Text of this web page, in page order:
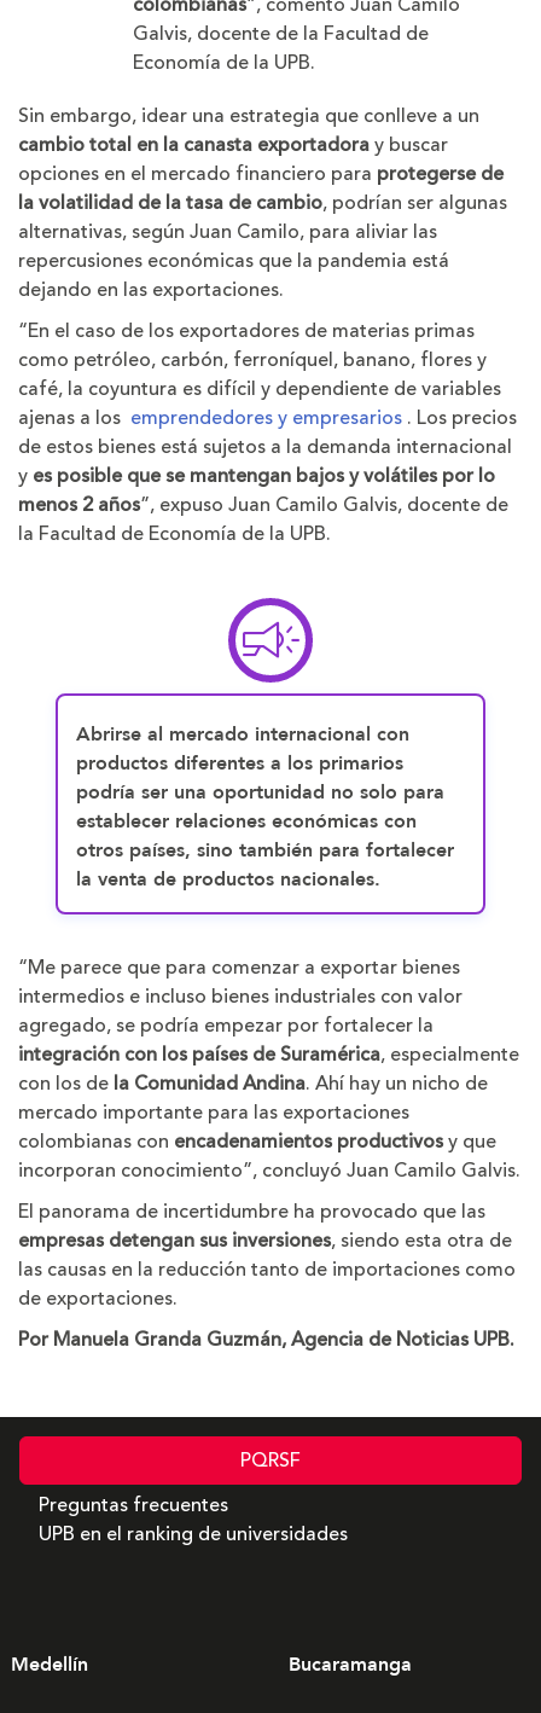
Galvis, docente de la Facultad de
Economía de la UPB.
Sin embargo, idear una estrategia que conlleve a un
cambio total en la canasta exportadoray buscar
opciones en el mercado financiero para protegerse de
la volatilidad de la tasa de cambio, podrían ser algunas
alternativas, según Juan Camilo, para aliviar las
repercusiones económicas que la pandemia está
dejando en las exportaciones.
“En el caso de los exportadores de materias primas
como petróleo, carbón, ferroníquel, banano, flores y
café, la coyuntura es difícil y dependiente de variables
ajenas a los emprendedores y empresarios . Los precios
de estos bienes está sujetos a la demanda internacional
y es posible que se mantengan bajos y volátiles por lo
menos 2 años”, expuso Juan Camilo Galvis, docente de
la Facultad de Economía de la UPB.
Abrirse al mercado internacional con
productos diferentes a los primarios
podría ser una oportunidad no solo para
establecer relaciones económicascon
otros países, sino también para fortalecer
la venta de productos nacionales.
“Me parece que para comenzar a exportar bienes
intermedios e incluso bienes industriales con valor
agregado, se podría empezar por fortalecer la
integración con los países de Suramérica, especialmente
con los de la Comunidad Andina. Ahí hay un nicho de
mercado importante para las exportaciones
colombianas con encadenamientos productivosy que
incorporan conocimiento”, concluyó Juan Camilo Galvis.
El panorama de incertidumbre ha provocado que las
empresas detengan sus inversiones, siendo esta otra de
las causas en la reducción tanto de importaciones como
de exportaciones.
Por Manuela Granda Guzmán, Agencia de Noticias UPB.
PQRSF
Preguntas frecuentes
UPB en el ranking de universidades
Medellín Bucaramanga